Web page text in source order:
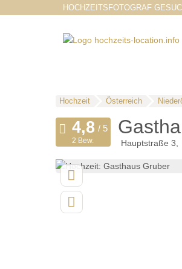
HOCHZEITSFOTOGRAF
Hochzeit Österreich
Hauptstraße 3
2 Bew.